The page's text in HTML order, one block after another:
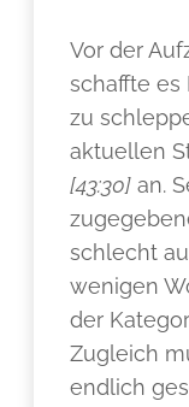
Vor der
schaffte es
zu
aktuellen
[43:30] an.
schlecht
wenigen
der
Zugleich
endlich